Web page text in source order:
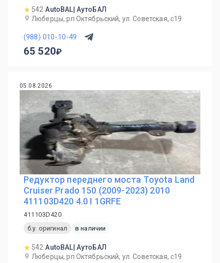
542 AutoBAL| АутоБАЛ
Люберцы, рп Октябрьский, ул. Советская, с19
(988) 010-10-49
65 520
05.08.2026
Редуктор переднего моста Toyota Land
Cruiser Prado 150 (2009-2023) 2010
411103D420 4.0 I 1GRFE
411103D420
б.у. оригинал
в наличии
542 AutoBAL| АутоБАЛ
Люберцы, рп Октябрьский, ул. Советская, с19